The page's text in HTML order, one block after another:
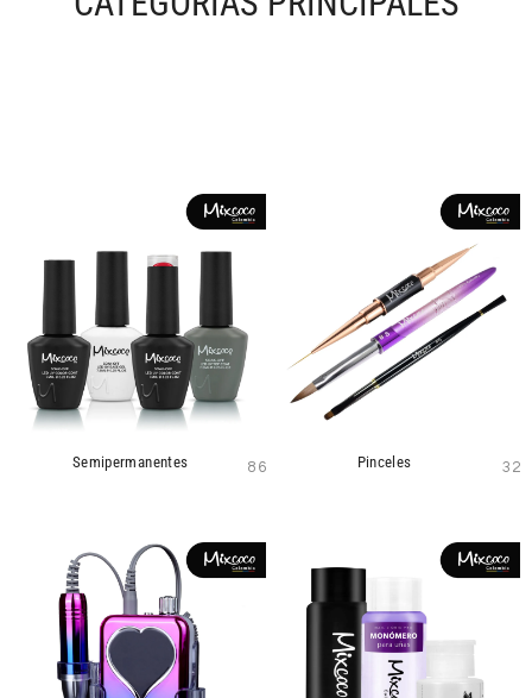
Semipermanentes 86 Pinceles 32